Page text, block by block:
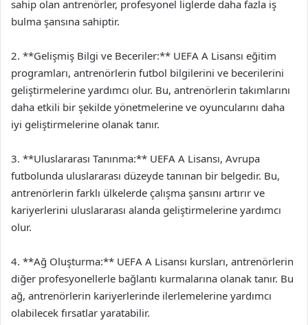
sahip olan antrenörler, profesyonel liglerde daha fazla iş
bulma şansına sahiptir.
2. **Gelişmiş Bilgi ve Beceriler:** UEFA A Lisansı eğitim
programları, antrenörlerin futbol bilgilerini ve becerilerini
geliştirmelerine yardımcı olur. Bu, antrenörlerin takımlarını
daha etkili bir şekilde yönetmelerine ve oyuncularını daha
iyi geliştirmelerine olanak tanır.
3. **Uluslararası Tanınma:** UEFA A Lisansı, Avrupa
futbolunda uluslararası düzeyde tanınan bir belgedir. Bu,
antrenörlerin farklı ülkelerde çalışma şansını artırır ve
kariyerlerini uluslararası alanda geliştirmelerine yardımcı
olur.
4. **Ağ Oluşturma:** UEFA A Lisansı kursları, antrenörlerin
diğer profesyonellerle bağlantı kurmalarına olanak tanır. Bu
ağ, antrenörlerin kariyerlerinde ilerlemelerine yardımcı
olabilecek fırsatlar yaratabilir.